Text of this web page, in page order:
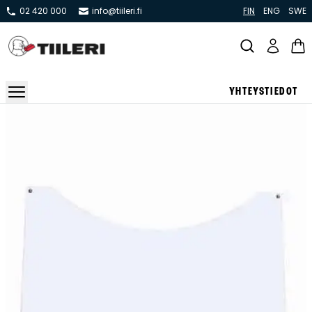
02 420 000 info@tiileri.fi FIN ENG SWE
YHTEYSTIEDOT